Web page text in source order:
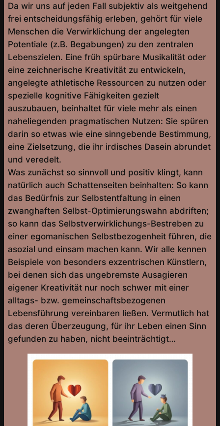
Da wir uns auf jeden Fall subjektiv als weitgehend
frei entscheidungsfähig erleben, gehört für viele
Menschen die Verwirklichung der angelegten
Potentiale (z.B. Begabungen) zu den zentralen
Lebenszielen. Eine früh spürbare Musikalität oder
eine zeichnerische Kreativität zu entwickeln,
angelegte athletische Ressourcen zu nutzen oder
spezielle kognitive Fähigkeiten gezielt
auszubauen, beinhaltet für viele mehr als einen
naheliegenden pragmatischen Nutzen: Sie spüren
darin so etwas wie eine sinngebende Bestimmung,
eine Zielsetzung, die ihr irdisches Dasein abrundet
und veredelt.
Was zunächst so sinnvoll und positiv klingt, kann
natürlich auch Schattenseiten beinhalten: So kann
das Bedürfnis zur Selbstentfaltung in einen
zwanghaften Selbst-Optimierungswahn abdriften;
so kann das Selbstverwirklichungs-Bestreben zu
einer egomanischen Selbstbezogenheit führen, die
asozial und einsam machen kann. Wir alle kennen
Beispiele von besonders exzentrischen Künstlern,
bei denen sich das ungebremste Ausagieren
eigener Kreativität nur noch schwer mit einer
alltags- bzw. gemeinschaftsbezogenen
Lebensführung vereinbaren ließen. Vermutlich hat
das deren Überzeugung, für ihr Leben einen Sinn
gefunden zu haben, nicht beeinträchtigt…